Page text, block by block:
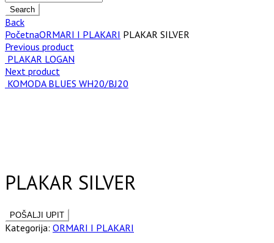
Search
Back
PočetnaORMARI I PLAKARI PLAKAR SILVER
Previous product
PLAKAR LOGAN
Next product
KOMODA BLUES WH20/BJ20
PLAKAR SILVER
Kategorija: ORMARI I PLAKARI